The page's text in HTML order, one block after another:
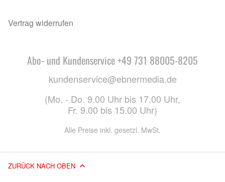
Vertrag widerrufen
Abo- und Kundenservice +49 731 88005-8205
kundenservice@ebnermedia.de
(Mo. - Do. 9.00 Uhr bis 17.00 Uhr,
Fr. 9.00 bis 15.00 Uhr)
Alle Preise inkl. gesetzl. MwSt.
ZURÜCK NACH OBEN